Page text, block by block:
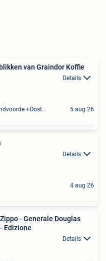
van Graindor Koffie
Details
Oostende Zandvoorde +Oostende 5 aug 26
Details
4 aug 26
- Generale Douglas
Edizione
Details